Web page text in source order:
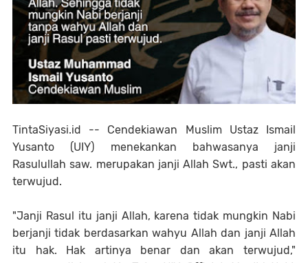
TintaSiyasi.id -- Cendekiawan Muslim Ustaz Ismail
Yusanto (UIY) menekankan bahwasanya janji
Rasulullah saw. merupakan janji Allah Swt., pasti akan
terwujud.
"Janji Rasul itu janji Allah, karena tidak mungkin Nabi
berjanji tidak berdasarkan wahyu Allah dan janji Allah
itu hak. Hak artinya benar dan akan terwujud,"